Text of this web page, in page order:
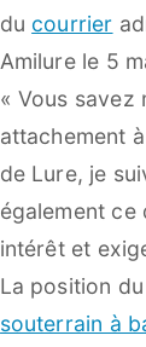
du courrier
Amilurele 5
« Vous savez
attachement
de Lure, je
également ce
intérêt et
La position du
souterrain à